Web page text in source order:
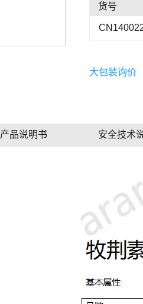
货号
大包装询价
产品说明书 安全技术